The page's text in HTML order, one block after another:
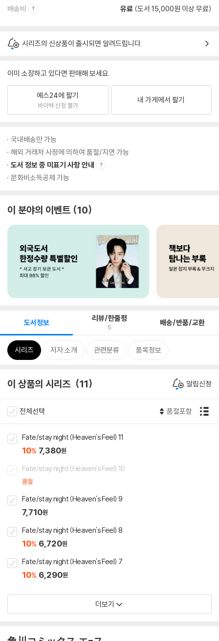
배송비 유료 (도서 15,000원 이상 무료)
시리즈의 신상품이 출시되면 알려드립니다.
이미 소장하고 있다면 판매해 보세요.
예스24에 팔기
바이백 신청 불가
내 가게에서 팔기
국내배송만 가능
해외 거래처 사정에 의하여 품절/지연 가능
도서 정보 중 미표기 사항 안내
문화비소득공제 가능
이 분야의 이벤트 10
도서정보 리뷰/한줄평
5 배송/반품/교환
시리즈 저자 소개 관련분류 품목정보
이 상품의 시리즈 11 알림신청
전체선택 품절포함
Fate/stay night (Heaven's Feel) 11
10% 7,380원
Fate/stay night (Heaven's Feel) 10
품절
Fate/stay night (Heaven's Feel) 9
7,710원
Fate/stay night (Heaven's Feel) 8
10% 6,720원
Fate/stay night (Heaven's Feel) 7
10% 6,290원
더보기